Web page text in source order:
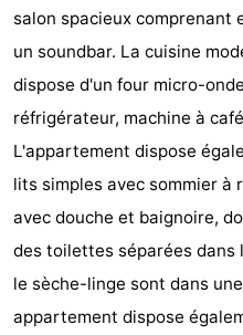
Loverendale
Résidence
Wijngaerde
Campings
Chambre
d'hôtes
Chaumières
-
Buitenhof
Domburg
-
Hof
Domburg
-
Westhove
Hôtels
salon spacieux
un soundbar. La cuisine
dispose d'un four micro-
réfrigérateur, machine à
L'appartement dispose
lits simples avec sommier à
avec douche et baignoire,
des toilettes séparées dans
le sèche-linge sont dans
appartement dispose